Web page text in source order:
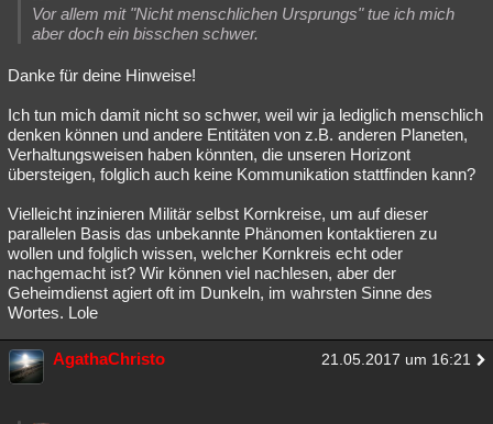
Vor allem mit "Nicht menschlichen Ursprungs" tue ich mich
aber doch ein bisschen schwer.
Danke für deine Hinweise!
Ich tun mich damit nicht so schwer, weil wir ja lediglich menschlich
denken können und andere Entitäten von z.B. anderen Planeten,
Verhaltungsweisen haben könnten, die unseren Horizont
übersteigen, folglich auch keine Kommunikation stattfinden kann?
Vielleicht inzinieren Militär selbst Kornkreise, um auf dieser
parallelen Basis das unbekannte Phänomen kontaktieren zu
wollen und folglich wissen, welcher Kornkreis echt oder
nachgemacht ist? Wir können viel nachlesen, aber der
Geheimdienst agiert oft im Dunkeln, im wahrsten Sinne des
Wortes. Lole
AgathaChristo 21.05.2017 um 16:21